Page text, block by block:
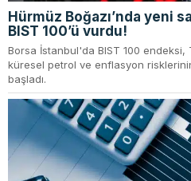
Hürmüz Boğazı’nda yeni
BIST 100’ü vurdu!
Borsa İstanbul'da BIST 100 endeksi,
küresel petrol ve enflasyon
başladı.